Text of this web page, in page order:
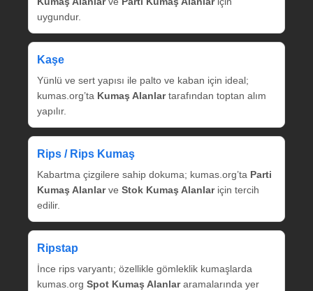
uygundur.
Kaşe
Yünlü ve sert yapısı ile palto ve kaban için ideal;
kumas.org’ta Kumaş Alanlartarafından toptan alım
yapılır.
Rips / Rips Kumaş
Kabartma çizgilere sahip dokuma; kumas.org’ta Parti
Kumaş Alanlarve Stok Kumaş Alanlariçin tercih
edilir.
Ripstap
İnce rips varyantı; özellikle gömleklik kumaşlarda
kumas.org Spot Kumaş Alanlararamalarında yer